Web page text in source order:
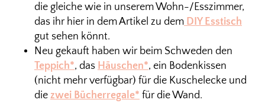
die gleiche wie in unserem Wohn-/Esszimmer,
das ihr hier in dem Artikel zu demDIY Esstisch
gut sehen könnt.
Neu gekauft haben wir beim Schweden den
Teppich*, das Häuschen*, ein Bodenkissen
(nicht mehr verfügbar) für die Kuschelecke und
die zwei Bücherregale* für die Wand.